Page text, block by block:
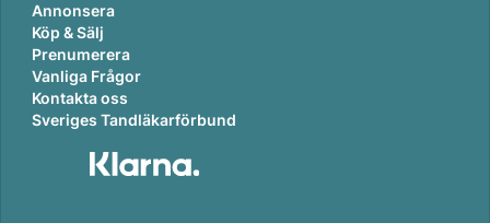
Annonsera
Köp & Sälj
Prenumerera
Vanliga Frågor
Kontakta oss
Sveriges Tandläkarförbund